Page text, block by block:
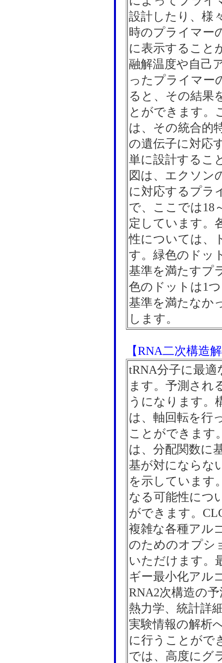
設計したり、様
時のプライマー
に表示すること
融解温度や自己
ったプライマー
ると、その結果
とができます。
は、その統合的
の遺伝子に対応
単に設計するこ
図は、エクソン
に対応するプラ
で、ここでは18
定しています。
性については、
す。緑色のドッ
基準を満たすプ
色のドットは1
基準を満たなか
します。
【RNA二次構造
tRNA分子に最適
ます。予測され
うになります。
は、軸回転を行
ことができます
は、分配関数に
基が対にならな
を示しています
なる可能性につ
ができます。
複雑な各種アル
のためのオプシ
いただけます。
ギー最小化アル
RNA2次構造の
熱力学、統計詳
実験情報の解析
に行うことがで
では、高度にグ